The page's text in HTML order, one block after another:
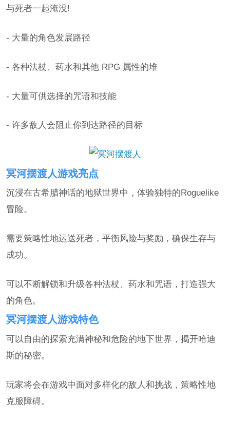
与死者一起淹没!
- 大量的角色发展路径
- 各种法杖、药水和其他 RPG 属性的堆
- 大量可供选择的咒语和技能
- 许多敌人会阻止你到达路径的目标
冥河摆渡人游戏亮点
沉浸在古希腊神话的地狱世界中，体验独特的Roguelike
冒险。
需要策略性地运送死者，平衡风险与奖励，确保生存与
成功。
可以不断解锁和升级各种法杖、药水和咒语，打造强大
的角色。
冥河摆渡人游戏特色
可以自由的探索充满神秘和危险的地下世界，揭开哈迪
斯的秘密。
玩家将会在游戏中面对多样化的敌人和挑战，策略性地
克服障碍。